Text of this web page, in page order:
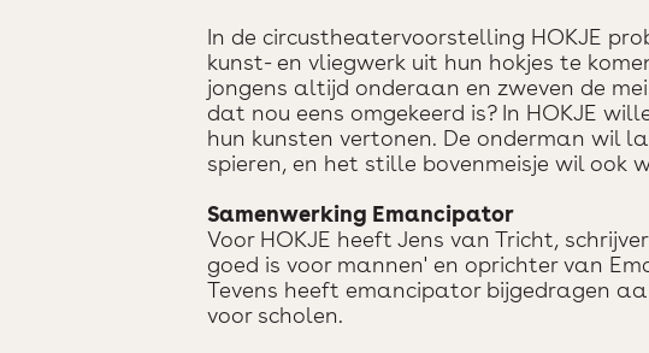
In de circustheatervoorstelling HOKJE
kunst- en vliegwerk uit hun hokjes te
jongens altijd onderaan en zweven de
dat nou eens omgekeerd is? In HOKJE
hun kunsten vertonen. De onderman wil
spieren, en het stille bovenmeisje wil ook
Samenwerking Emancipator
Voor HOKJE heeft Jens van Tricht,
goed is voor mannen' en oprichter van
Tevens heeft emancipator bijgedragen
voor scholen.